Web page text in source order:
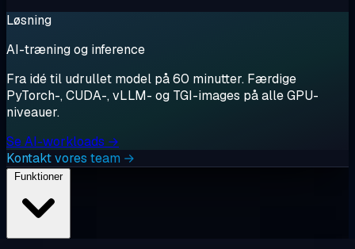
Løsning
AI-træning og inference
Fra idé til udrullet model på 60 minutter. Færdige
PyTorch-, CUDA-, vLLM- og TGI-images på alle GPU-
niveauer.
Se AI-workloads →
Kontakt vores team →
Funktioner